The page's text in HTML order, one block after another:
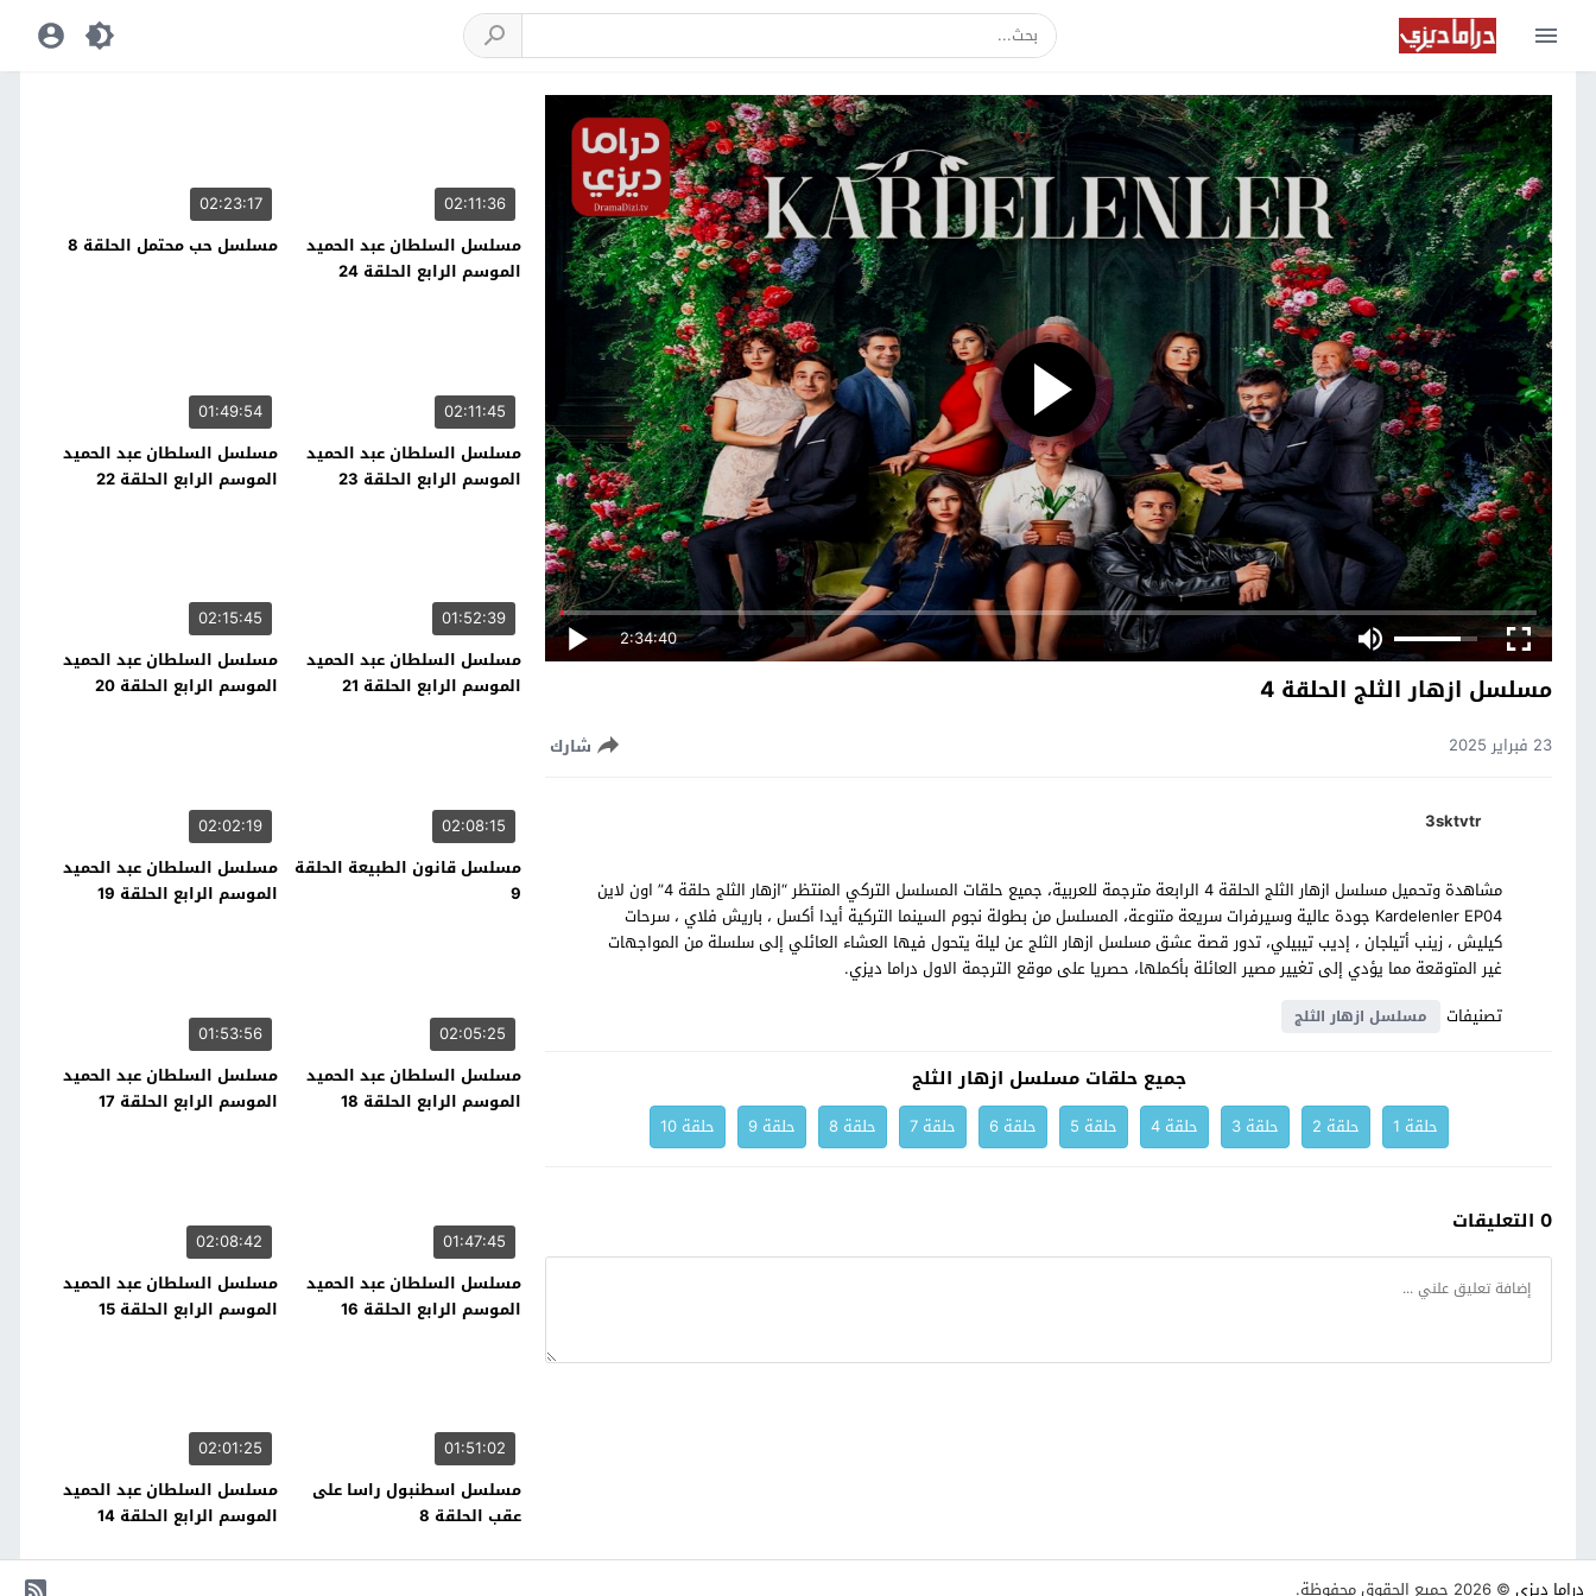
2:34:40
مسلسل ازهار الثلج الحلقة 4
23 فبراير 2025 شارك
3sktvtr
مشاهدة وتحميل مسلسل ازهار الثلج الحلقة 4 الرابعة مترجمة للعربية، جميع حلقات المسلسل التركي المنتظر “ازهار الثلج حلقة 4” اون لاين
Kardelenler EP04 جودة عالية وسيرفرات سريعة متنوعة، المسلسل من بطولة نجوم السينما التركية أيدا أكسل ، باريش فلاي ، سرحات
كيليش ، زينب أتيلجان ، إديب تيبيلي، تدور قصة عشق مسلسل ازهار الثلج عن ليلة يتحول فيها العشاء العائلي إلى سلسلة من المواجهات
غير المتوقعة مما يؤدي إلى تغيير مصير العائلة بأكملها، حصريا على موقع الترجمة الاول دراما ديزي.
تصنيفات
مسلسل ازهار الثلج
جميع حلقات مسلسل ازهار الثلج
حلقة 1 حلقة 2 حلقة 3 حلقة 4 حلقة 5 حلقة 6 حلقة 7 حلقة 8 حلقة 9 حلقة 10
0 التعليقات
02:11:36
مسلسل السلطان عبد الحميد
الموسم الرابع الحلقة 24
02:23:17
مسلسل حب محتمل الحلقة 8
02:11:45
مسلسل السلطان عبد الحميد
الموسم الرابع الحلقة 23
01:49:54
مسلسل السلطان عبد الحميد
الموسم الرابع الحلقة 22
01:52:39
مسلسل السلطان عبد الحميد
الموسم الرابع الحلقة 21
02:15:45
مسلسل السلطان عبد الحميد
الموسم الرابع الحلقة 20
02:08:15
مسلسل قانون الطبيعة الحلقة
9
02:02:19
مسلسل السلطان عبد الحميد
الموسم الرابع الحلقة 19
02:05:25
مسلسل السلطان عبد الحميد
الموسم الرابع الحلقة 18
01:53:56
مسلسل السلطان عبد الحميد
الموسم الرابع الحلقة 17
01:47:45
مسلسل السلطان عبد الحميد
الموسم الرابع الحلقة 16
02:08:42
مسلسل السلطان عبد الحميد
الموسم الرابع الحلقة 15
01:51:02
مسلسل اسطنبول راسا على
عقب الحلقة 8
02:01:25
مسلسل السلطان عبد الحميد
الموسم الرابع الحلقة 14
دراما ديزي © 2026 جميع الحقوق محفوظة.